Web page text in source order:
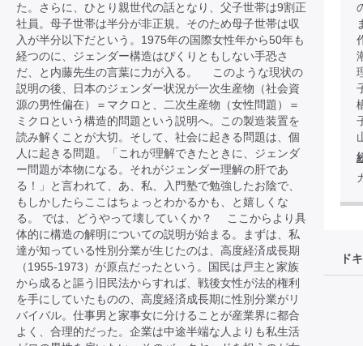
た。さらに、ひとり親世代の話となり、父子世帯は9割正
社員。母子世帯は半分が非正規。そのため母子世帯は収
入が半分以下だという。1975年の国際女性年から50年も
経つのに、ジェンダー構造はぴくりともしない手恐さ
だ、と内藤先生の言葉に力が入る。 このような現状の
説明の後、日本のジェンダー状況が一次生産物（社会資
源の男性偏在）＝マクロと、二次生産物（女性問題）＝
ミクロという構造的問題という説明へ。この製造装置を
読み解くことが大切。そして、社会に起きる問題は、個
人に起きる問題。「これが理解できたときに、ジェンダ
ー問題が本物になる。それがジェンダー理解の肝であ
る！」と言われて、あ、私、入門塾で勉強したお陰で、
もしかしたらここはちょっとわかるかも、と嬉しくな
る。 では、どうやって壊していくか？ ここからより具
体的に構造の解明についての説明が始まる。まずは、私
達が知っている性別分業が生じたのは、高度経済成長期
（1955-1973）が原点だったという。国民は戸主と家族
から成ると謳う旧民法からすれば、戦後女性が法的権利
を手にしていたものの、高度経済成長期に性別分業がリ
バイバル。仕事男と家事女に分けることが産業界に都合
よく、合理的だった。企業は中途半端な人よりも私生活
ド